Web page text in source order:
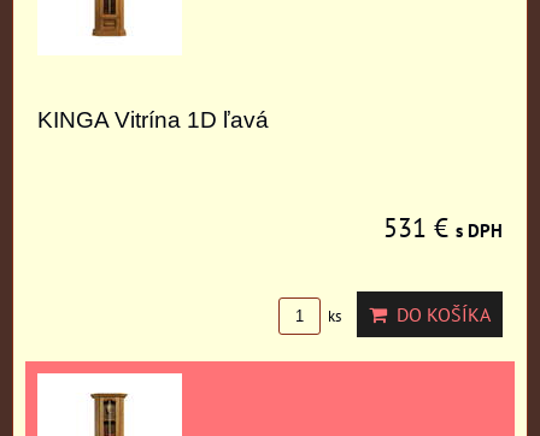
KINGA Vitrína 1D ľavá
531 € s DPH
ks DO KOŠÍKA